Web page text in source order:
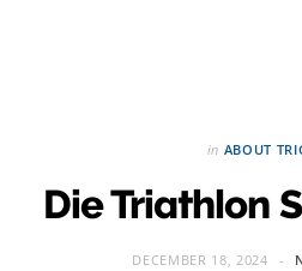
in ABOUT
Die Triathlon
DECEMBER 18, 2024